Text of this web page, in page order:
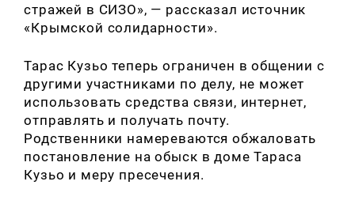
стражей в СИЗО», — рассказал источник
«Крымской солидарности».
Тарас Кузьо теперь ограничен в общении с
другими участниками по делу, не может
использовать средства связи, интернет,
отправлять и получать почту.
Родственники намереваются обжаловать
постановление на обыск в доме Тараса
Кузьо и меру пресечения.